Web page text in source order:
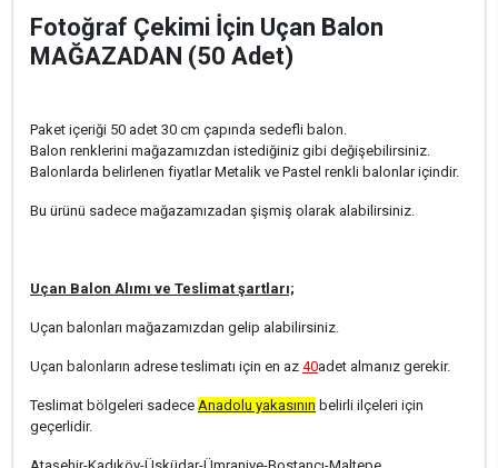
Fotoğraf Çekimi İçin Uçan Balon
MAĞAZADAN (50 Adet)
Paket içeriği 50 adet 30 cm çapında sedefli balon.
Balon renklerini mağazamızdan istediğiniz gibi değişebilirsiniz.
Balonlarda belirlenen fiyatlar Metalik ve Pastel renkli balonlar içindir.
Bu ürünü sadece mağazamızadan şişmiş olarak alabilirsiniz.
Uçan Balon Alımı ve Teslimat şartları;
Uçan balonları mağazamızdan gelip alabilirsiniz.
Uçan balonların adrese teslimatı için en az 40adet almanız gerekir.
Teslimat bölgeleri sadece Anadolu yakasının belirli ilçeleri için
geçerlidir.